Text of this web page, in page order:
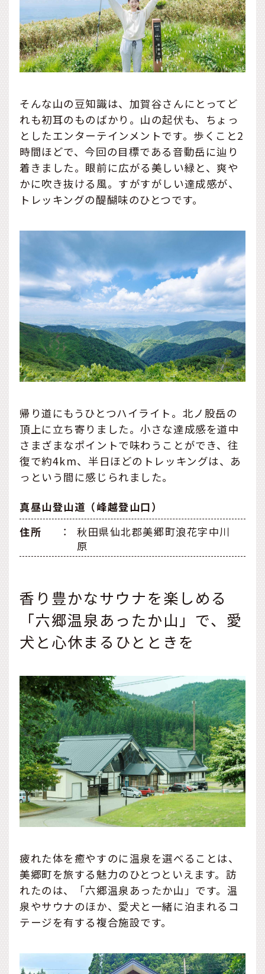
そんな山の豆知識は、加賀谷さんにとってど
れも初耳のものばかり。山の起伏も、ちょっ
としたエンターテインメントです。歩くこと2
時間ほどで、今回の目標である音動岳に辿り
着きました。眼前に広がる美しい緑と、爽や
かに吹き抜ける風。すがすがしい達成感が、
トレッキングの醍醐味のひとつです。
帰り道にもうひとつハイライト。北ノ股岳の
頂上に立ち寄りました。小さな達成感を道中
さまざまなポイントで味わうことができ、往
復で約4km、半日ほどのトレッキングは、あ
っという間に感じられました。
真昼山登山道（峰越登山口）
住所
：
秋田県仙北郡美郷町浪花字中川
原
香り豊かなサウナを楽しめる
「六郷温泉あったか山」で、愛
犬と心休まるひとときを
疲れた体を癒やすのに温泉を選べることは、
美郷町を旅する魅力のひとつといえます。訪
れたのは、「六郷温泉あったか山」です。温
泉やサウナのほか、愛犬と一緒に泊まれるコ
テージを有する複合施設です。